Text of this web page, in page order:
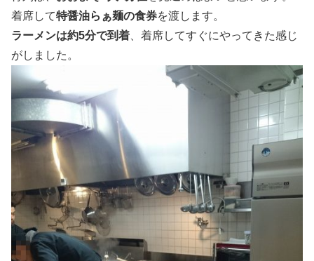
着席して特醤油らぁ麺の食券を渡します。
ラーメンは約5分で到着 、着席してすぐにやってきた感じ
がしました。